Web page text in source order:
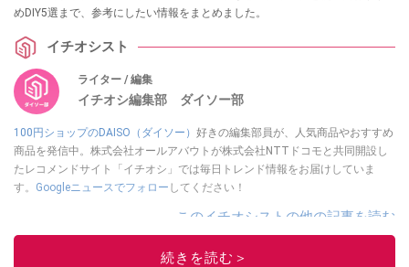
めDIY5選まで、参考にしたい情報をまとめました。
イチオシスト
ライター / 編集
イチオシ編集部 ダイソー部
100円ショップのDAISO（ダイソー） 好きの編集部員が、人気商品やおすすめ
商品を発信中。株式会社オールアバウトが株式会社NTTドコモと共同開設し
たレコメンドサイト「イチオシ」では毎日トレンド情報をお届けしていま
す。 Googleニュースでフォロー してください！
このイチオシストの他の記事を読む
続きを読む＞